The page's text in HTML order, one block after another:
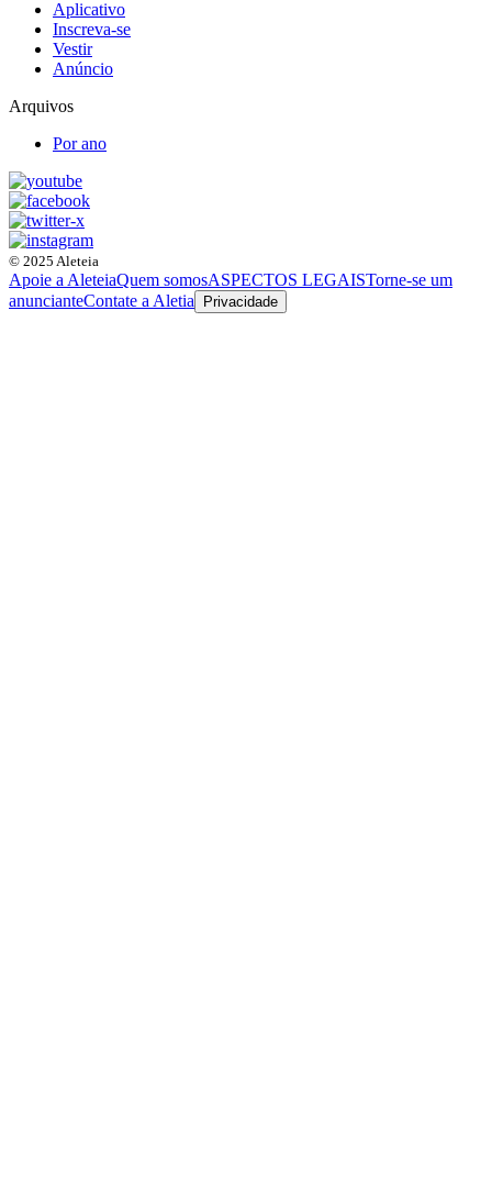
Aplicativo
Inscreva-se
Vestir
Anúncio
Arquivos
Por ano
© 2025 Aleteia
Apoie a AleteiaQuem somosASPECTOS LEGAISTorne-se um
anuncianteContate a Aletia Privacidade